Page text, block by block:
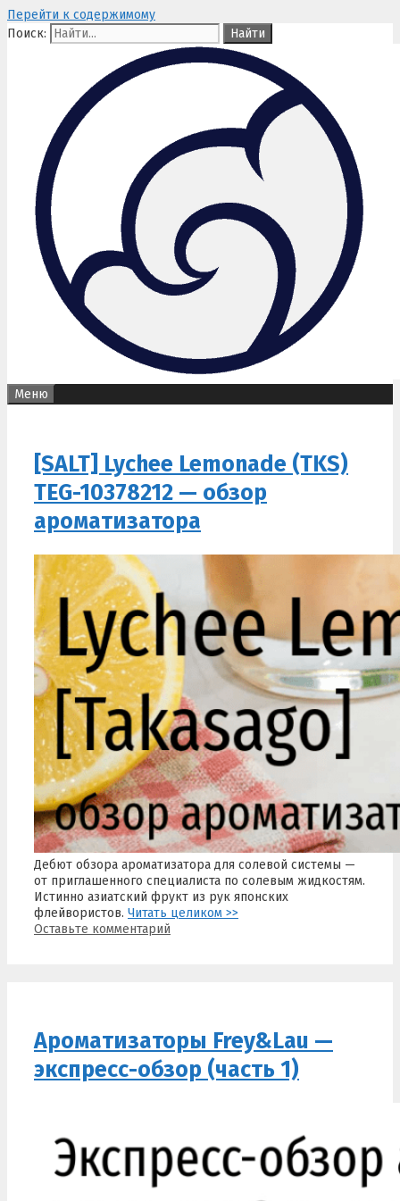
Перейти к содержимому
Поиск:
Меню
[SALT] Lychee Lemonade (TKS)
TEG-10378212 — обзор
ароматизатора
Дебют обзора ароматизатора для солевой системы —
от приглашенного специалиста по солевым жидкостям.
Истинно азиатский фрукт из рук японских
флейвористов. Читать целиком >>
Оставьте комментарий
Ароматизаторы Frey&Lau —
экспресс-обзор (часть 1)